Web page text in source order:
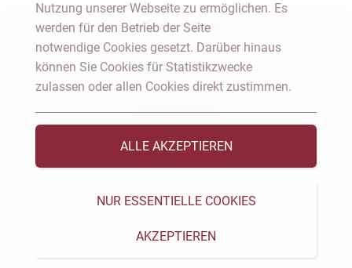
Notar Dresden
Fachgebiete
Das Notariat
Vorträge & Veröffentlichungen
Videos & Podcast
Aktuelles
Nutzung unserer Webseite zu ermöglichen. Es
werden für den Betrieb der Seite
notwendige Cookies gesetzt. Darüber hinaus
können Sie Cookies für Statistikzwecke
zulassen oder allen Cookies direkt zustimmen.
ALLE AKZEPTIEREN
NUR ESSENTIELLE COOKIES
AKZEPTIEREN